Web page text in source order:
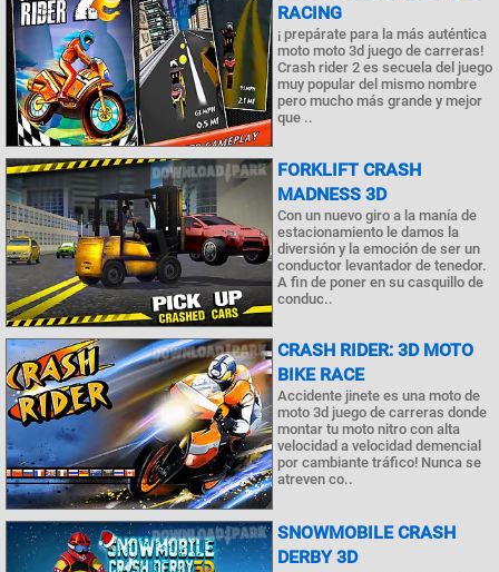
RACING
¡ prepárate para la más auténtica
moto moto 3d juego de carreras!
Crash rider 2 es secuela del juego
muy popular del mismo nombre
pero mucho más grande y mejor
que ..
FORKLIFT CRASH
MADNESS 3D
Con un nuevo giro a la manía de
estacionamiento le damos la
diversión y la emoción de ser un
conductor levantador de tenedor.
A fin de poner en su casquillo de
conduc..
CRASH RIDER: 3D MOTO
BIKE RACE
Accidente jinete es una moto de
moto 3d juego de carreras donde
montar tu moto nitro con alta
velocidad a velocidad demencial
por cambiante tráfico! Nunca se
atreven co..
SNOWMOBILE CRASH
DERBY 3D